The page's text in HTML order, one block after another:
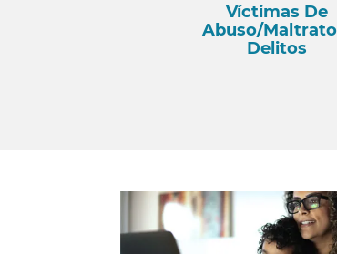
Víctimas De
Abuso/
Delitos